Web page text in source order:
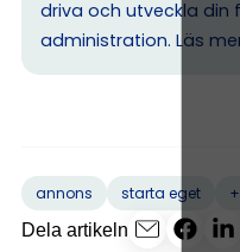
driva och utveckla
administration. Läs
annons starta eget
Dela artikeln